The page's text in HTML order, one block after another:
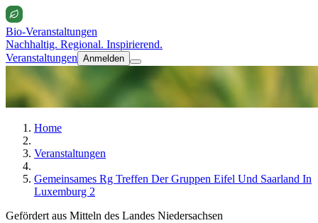
Bio-Veranstaltungen
Nachhaltig. Regional. Inspirierend.
Veranstaltungen Anmelden
Home
Veranstaltungen
Gemeinsames Rg Treffen Der Gruppen Eifel Und Saarland In
Luxemburg 2
Gefördert aus Mitteln des Landes Niedersachsen